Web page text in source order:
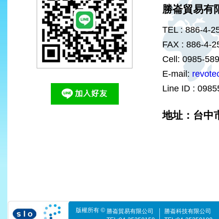
勝崙貿易有
TEL : 886-4-
FAX : 886-4-
Cell: 0985-
E-mail:
Line ID :
地址：台中
版權所有 © 勝崙貿易有限公司
勝崙科技有限公司